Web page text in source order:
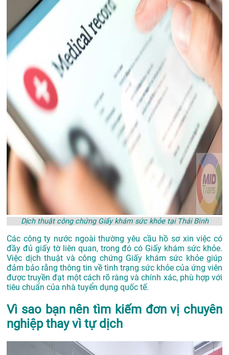
Dịch thuật công chứng Giấy khám sức khỏe tại Thái Bình
Các công ty nước ngoài thường yêu cầu hồ sơ xin việc có
đầy đủ giấy tờ liên quan, trong đó có Giấy khám sức khỏe.
Việc dịch thuật và công chứng Giấy khám sức khỏe giúp
đảm bảo rằng thông tin về tình trạng sức khỏe của ứng viên
được truyền đạt một cách rõ ràng và chính xác, phù hợp với
tiêu chuẩn của nhà tuyển dụng quốc tế.
Vì sao bạn nên tìm kiếm đơn vị chuyên
nghiệp thay vì tự dịch